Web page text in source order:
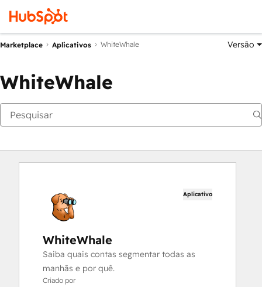
Marketplace Aplicativos WhiteWhale Versão
WhiteWhale
Aplicativo
WhiteWhale
Saiba quais contas segmentar todas as
manhãs e por quê.
Criado por